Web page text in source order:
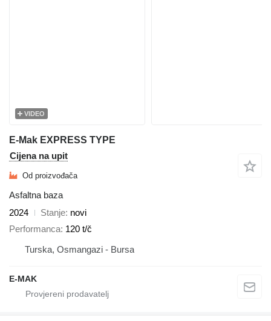
VIDEO
E-Mak EXPRESS TYPE
Cijena na upit
Od proizvođača
Asfaltna baza
2024
Stanje novi
Performanca 120 t/č
Turska, Osmangazi - Bursa
E-MAK